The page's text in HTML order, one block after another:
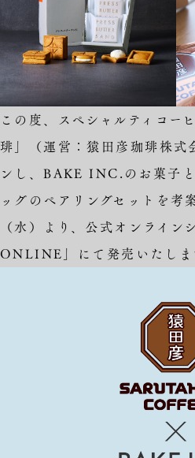
この度、スペシャルティコー
琲」（運営：猿田彦珈琲株式
ンし、BAKE INC.のお菓子
ッグのペアリングセットを考
（水）より、公式オンライ
ONLINE」にて発売いたしま